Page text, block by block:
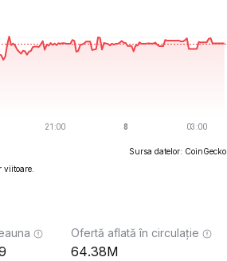
Sursa datelor: CoinGecko
Ofertă aflată în circulație
64.38M